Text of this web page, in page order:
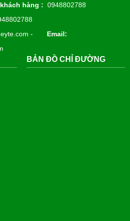
hàng : 0948802788
-
Email:
BẢN ĐỒ CHỈ ĐƯỜNG